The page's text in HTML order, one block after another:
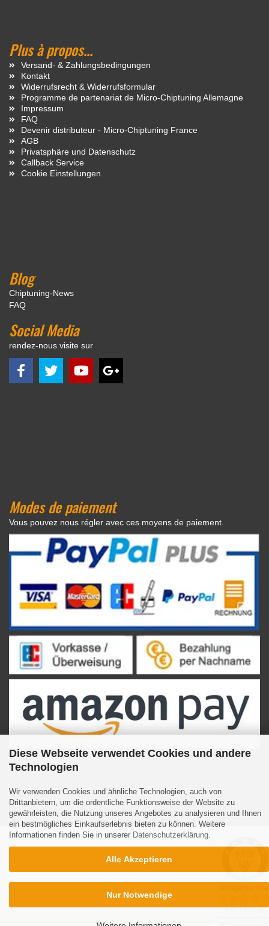
Diese Webseite verwendet Cookies und andere
Technologien
Wir verwenden Cookies und ähnliche Technologien, auch von
Drittanbietern, um die ordentliche Funktionsweise der Website zu
gewährleisten, die Nutzung unseres Angebotes zu analysieren und Ihnen
ein bestmögliches Einkaufserlebnis bieten zu können. Weitere
Informationen finden Sie in unserer Datenschutzerklärung
Alle Akzeptieren
Nur Notwendige
Plus à propos...
Versand- & Zahlungsbedingungen
Kontakt
Widerrufsrecht & Widerrufsformular
Programme de partenariat de Micro-Chiptuning Allemagne
Impressum
FAQ
Devenir distributeur - Micro-Chiptuning France
AGB
Privatsphäre und Datenschutz
Callback Service
Cookie Einstellungen
Blog
Chiptuning-News
FAQ
Social Media
rendez-nous visite sur
Modes de paiement
Vous pouvez nous régler avec ces moyens de paiement.
Internetshopby Gambio.de © 2023